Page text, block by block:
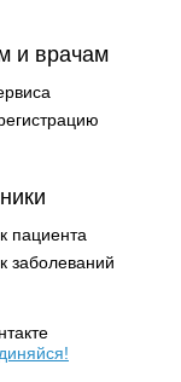
и врачам
пациента
заболеваний